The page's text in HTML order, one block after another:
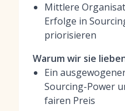
Mittlere
Erfolge in
priorisieren
Warum wir sie
Ein
Sourcing-Power
fairen Preis